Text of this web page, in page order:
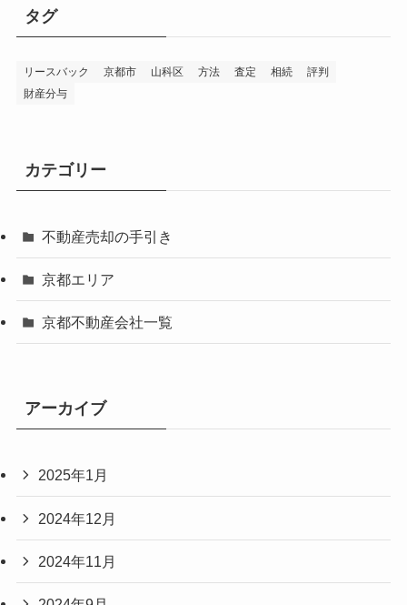
タグ
リースバック 京都市 山科区 方法 査定 相続
評判
財産分与
カテゴリー
不動産売却の手引き
京都エリア
京都不動産会社一覧
アーカイブ
2025年1月
2024年12月
2024年11月